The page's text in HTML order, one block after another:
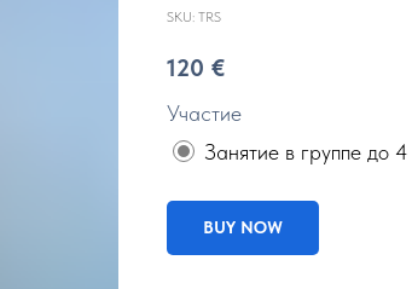
SKU: TRS
120 €
Участие
Занятие в группе до 4
BUY NOW